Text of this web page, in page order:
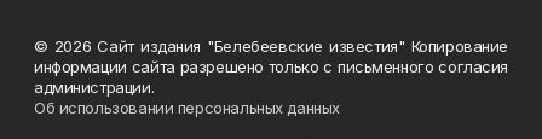
© 2026 Сайт издания "Белебеевские известия" Копирование
информации сайта разрешено только с письменного согласия
администрации.
Об использовании персональных данных